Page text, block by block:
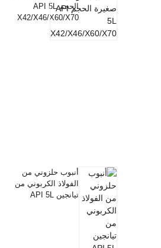
الحجم API 5L
X42/X46/X60/X70
أنبوب حلزوني من
الفولاذ الكربوني من
تيانجين API 5L